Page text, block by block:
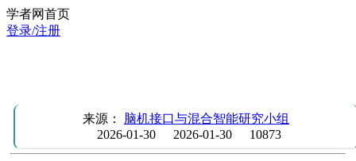
学者网首页
登录/注册
来源： 脑机接口与混合智能研究小组
2026-01-30
2026-01-30 10873